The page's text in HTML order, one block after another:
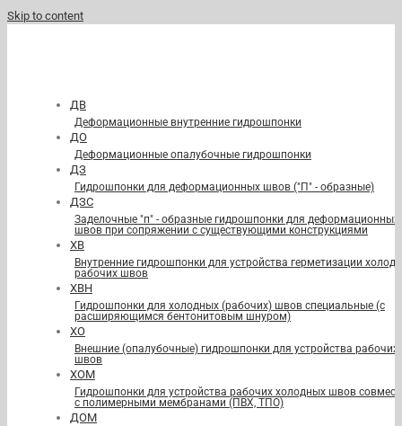
Skip to content
ДВ
Деформационные внутренние гидрошпонки
ДО
Деформационные опалубочные гидрошпонки
ДЗ
Гидрошпонки для деформационных швов ("П" - образные)
ДЗС
Заделочные "п" - образные гидрошпонки для деформационных
швов при сопряжении с существующими конструкциями
ХВ
Внутренние гидрошпонки для устройства герметизации
рабочих швов
ХВН
Гидрошпонки для холодных (рабочих) швов специальные (с
расширяющимся бентонитовым шнуром)
ХО
Внешние (опалубочные) гидрошпонки для устройства рабочих
швов
ХОМ
Гидрошпонки для устройства рабочих холодных швов
с полимерными мембранами (ПВХ, ТПО)
ДОМ